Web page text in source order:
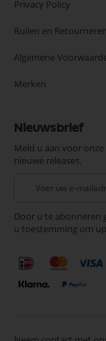
Privacy Policy
Ruilen en Retourneren
Algemene
Merken
Nieuwsbrief
Meld u aan voor
nieuwe releases.
onze
nieuwsbrief
Door u te abonneren
u toestemming om